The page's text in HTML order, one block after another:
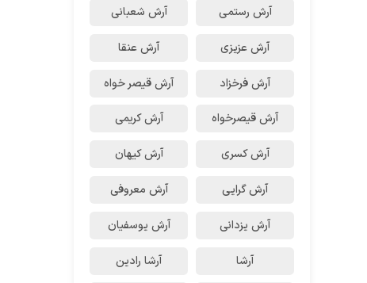
آرش رستمى آرش شعبانی
آرش عزیزی آرش عنقا
آرش فرخزاد آرش قیصر خواه
آرش قیصرخواه آرش کریمی
آرش کسری آرش کیهان
آرش گرایی آرش معروفی
آرش یزدانی آرش یوسفیان
آرشا آرشا رادین